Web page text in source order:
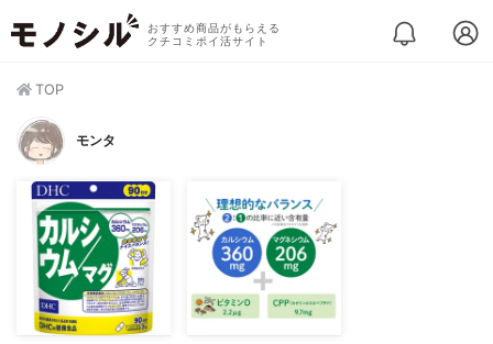
おすすめ商品がもらえる
クチコミポイ活サイト
TOP
モンタ